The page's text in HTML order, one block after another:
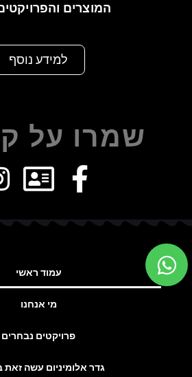
המוצרים
למידע נוסף
שמרו על
עמוד ראשי
מי אנחנו
פרויקטים נבחרים
גדר אלומיניום עשה